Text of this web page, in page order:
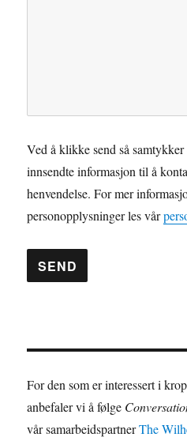
Ved å klikke send så
innsendte informasjon til å
henvendelse. For mer
personopplysninger les vår
e
r
n
For den som er interessert i
anbefaler vi å følge
vår samarbeidspartnerThe